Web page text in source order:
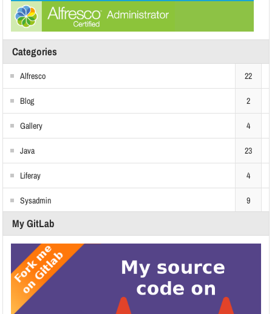
Categories
Alfresco 22
Blog 2
Gallery 4
Java 23
Liferay 4
Sysadmin 9
My GitLab